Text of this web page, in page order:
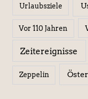
Urlaubsziele
Vor 110 Jahren
Zeitereignisse
Zeppelin